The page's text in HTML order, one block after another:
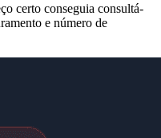
certo conseguia consultá-
e número de